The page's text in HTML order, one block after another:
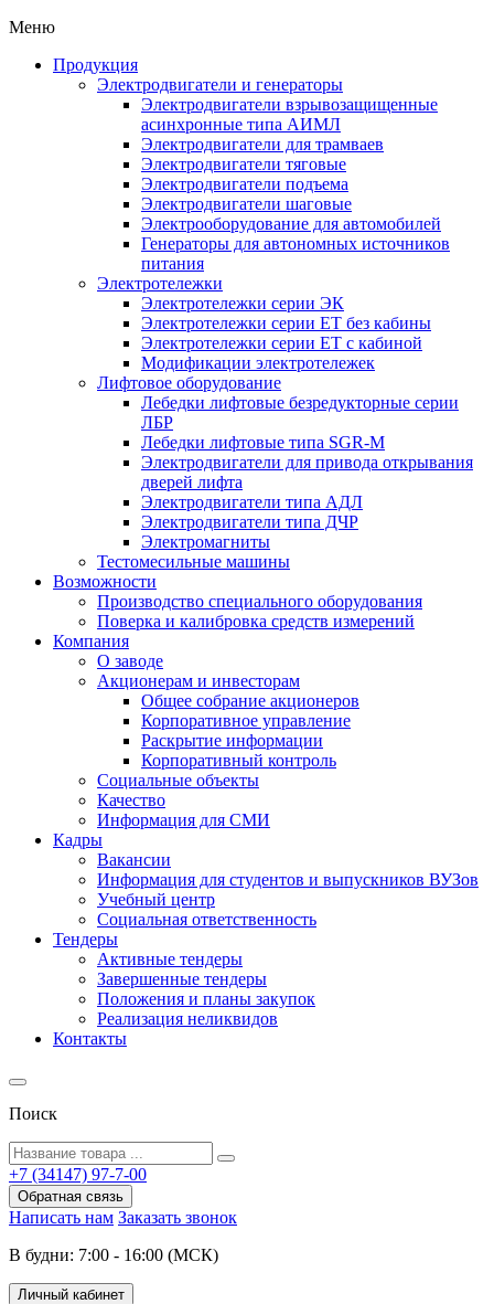
Меню
Продукция
Электродвигатели и генераторы
Электродвигатели взрывозащищенные
асинхронные типа АИМЛ
Электродвигатели для трамваев
Электродвигатели тяговые
Электродвигатели подъема
Электродвигатели шаговые
Электрооборудование для автомобилей
Генераторы для автономных источников
питания
Электротележки
Электротележки серии ЭК
Электротележки серии ЕТ без кабины
Электротележки серии ЕТ с кабиной
Модификации электротележек
Лифтовое оборудование
Лебедки лифтовые безредукторные серии
ЛБР
Лебедки лифтовые типа SGR-M
Электродвигатели для привода открывания
дверей лифта
Электродвигатели типа АДЛ
Электродвигатели типа ДЧР
Электромагниты
Тестомесильные машины
Возможности
Производство специального оборудования
Поверка и калибровка средств измерений
Компания
О заводе
Акционерам и инвесторам
Общее собрание акционеров
Корпоративное управление
Раскрытие информации
Корпоративный контроль
Социальные объекты
Качество
Информация для СМИ
Кадры
Вакансии
Информация для студентов и выпускников ВУЗов
Учебный центр
Социальная ответственность
Тендеры
Активные тендеры
Завершенные тендеры
Положения и планы закупок
Реализация неликвидов
Контакты
Поиск
+7 (34147) 97-7-00
Обратная связь
Написать нам Заказать звонок
В будни: 7:00 - 16:00 (МСК)
Личный кабинет